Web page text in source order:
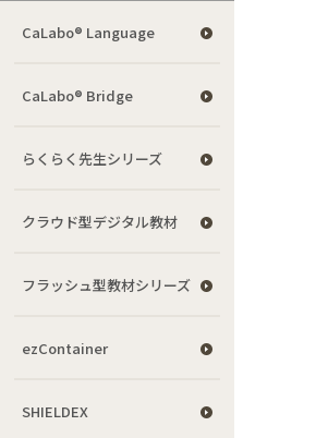
CaLabo® Language
CaLabo® Bridge
らくらく先生シリーズ
クラウド型デジタル教材
フラッシュ型教材シリーズ
ezContainer
SHIELDEX